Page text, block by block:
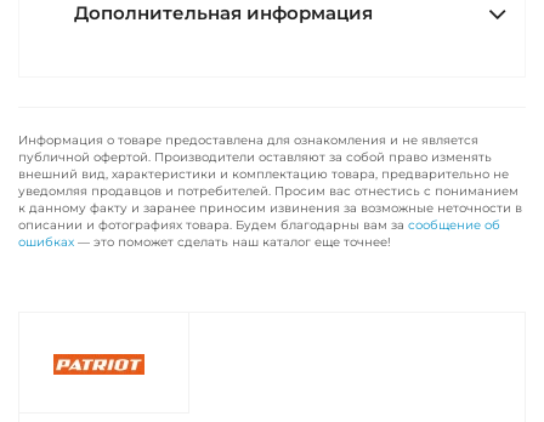
Дополнительная информация
Информация о товаре предоставлена для ознакомления и не является
публичной офертой. Производители оставляют за собой право изменять
внешний вид, характеристики и комплектацию товара, предварительно не
уведомляя продавцов и потребителей. Просим вас отнестись с пониманием
к данному факту и заранее приносим извинения за возможные неточности в
описании и фотографиях товара. Будем благодарны вам за сообщение об
ошибках — это поможет сделать наш каталог еще точнее!